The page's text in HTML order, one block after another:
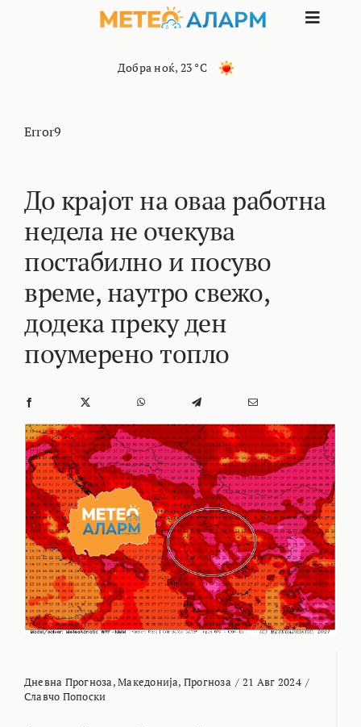
Toggle
КОНТАКТ
МАРКЕТИНГ
Добра ноќ, 23 °C
Error9
До крајот на оваа работна
недела не очекува
постабилно и посуво
време, наутро свежо,
додека преку ден
поумерено топло
Дневна Прогноза,Македонија, Прогноза / 21 Авг 2024 /
Славчо Попоски